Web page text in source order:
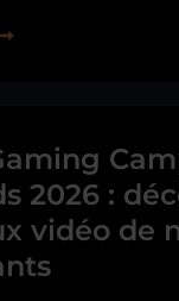
2026 :
vidéo de